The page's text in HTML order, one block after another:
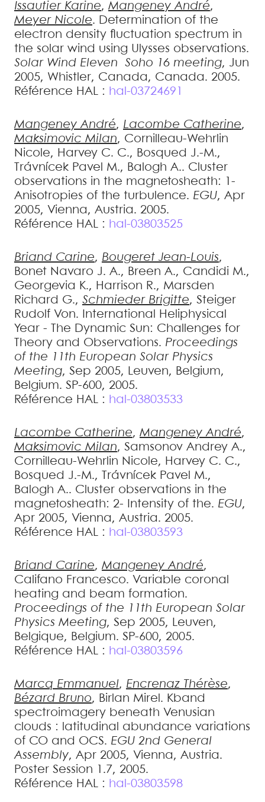
Issautier Karine, Mangeney André,
Meyer Nicole. Determination of the
electron density fluctuation spectrum in
the solar wind using Ulysses observations.
Solar Wind Eleven  Soho 16 meeting, Jun
2005, Whistler, Canada, Canada. 2005.
Référence HAL : hal-03724691
Mangeney André, Lacombe Catherine,
Maksimovic Milan, Cornilleau-Wehrlin
Nicole, Harvey C. C., Bosqued J.-M.,
Trávnícek Pavel M., Balogh A.. Cluster
observations in the magnetosheath: 1-
Anisotropies of the turbulence. EGU, Apr
2005, Vienna, Austria. 2005.
Référence HAL : hal-03803525
Briand Carine, Bougeret Jean-Louis,
Bonet Navaro J. A., Breen A., Candidi M.,
Georgevia K., Harrison R., Marsden
Richard G., Schmieder Brigitte, Steiger
Rudolf Von.
International Heliphysical
Year - The Dynamic Sun: Challenges for
Theory and Observations. Proceedings
of the 11th European Solar Physics
Meeting, Sep 2005, Leuven, Belgium,
Belgium. SP-600, 2005.
Référence HAL : hal-03803533
Lacombe Catherine, Mangeney André,
Maksimovic Milan, Samsonov Andrey A.,
Cornilleau-Wehrlin Nicole, Harvey C. C.,
Bosqued J.-M., Trávnícek Pavel M.,
Balogh A.. Cluster observations in the
magnetosheath: 2- Intensity of the. EGU,
Apr 2005, Vienna, Austria. 2005.
Référence HAL : hal-03803593
Briand Carine, Mangeney André,
Califano Francesco. Variable coronal
heating and beam formation.
Proceedings of the 11th European Solar
Physics Meeting, Sep 2005, Leuven,
Belgique, Belgium. SP-600, 2005.
Référence HAL : hal-03803596
Marcq Emmanuel, Encrenaz Thérèse,
Bézard Bruno, Birlan Mirel . Kband
spectroimagery beneath Venusian
clouds : latitudinal abundance variations
of CO and OCS. EGU 2nd General
Assembly, Apr 2005, Vienna, Austria.
Poster Session 1.7, 2005.
Référence HAL : hal-03803598